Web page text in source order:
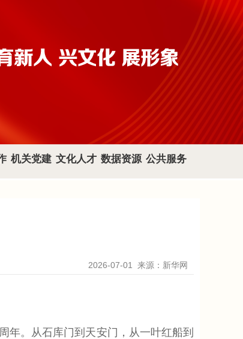
机关党建 文化人才 数据资源 公共服务
2026-07-01 来源：新华网
。从石库门到天安门，从一叶红船到